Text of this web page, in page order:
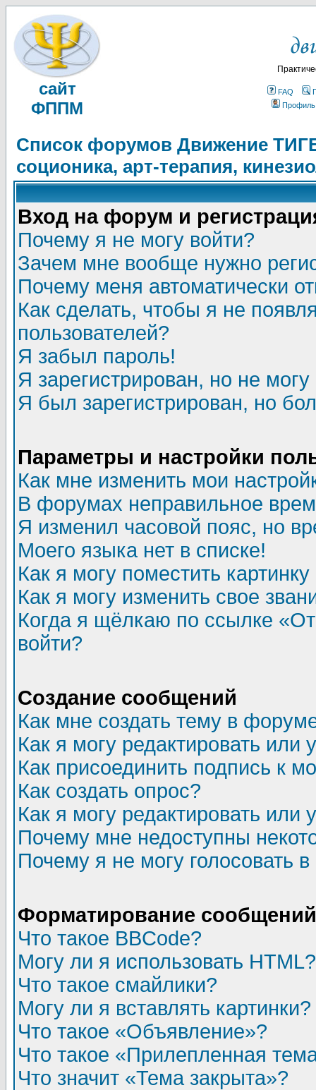
сайт
ФППМ
FAQ
Профиль
Список форумов Движение
соционика, арт-терапия,
Вход на форум и
Почему я не могу войти?
Зачем мне вообще нужно
Почему меня автоматически
Как сделать, чтобы я не
пользователей?
Я забыл пароль!
Я зарегистрирован, но не могу
Я был зарегистрирован, но
Параметры и настройки
Как мне изменить мои
В форумах неправильное
Я изменил часовой пояс, но
Моего языка нет в списке!
Как я могу поместить
Как я могу изменить свое
Когда я щёлкаю по ссылке
войти?
Создание сообщений
Как мне создать тему в
Как я могу редактировать или
Как присоединить подпись к
Как создать опрос?
Как я могу редактировать или
Почему мне недоступны
Почему я не могу голосовать
Форматирование
Что такое BBCode?
Могу ли я использовать HTML?
Что такое смайлики?
Могу ли я вставлять картинки?
Что такое «Объявление»?
Что такое «Прилепленная
Что значит «Тема закрыта»?